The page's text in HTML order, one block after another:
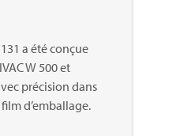
a été conçue
W 500 et
précision dans
d’emballage.